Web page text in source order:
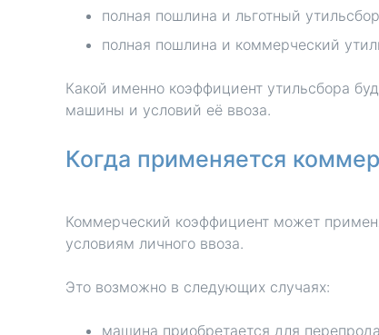
полная пошлина и льготный
полная пошлина и коммерческий
Какой именно коэффициент утильсбора
машины и условий её ввоза.
Когда применяется
Коммерческий коэффициент может
условиям личного ввоза.
Это возможно в следующих случаях:
машина приобретается для